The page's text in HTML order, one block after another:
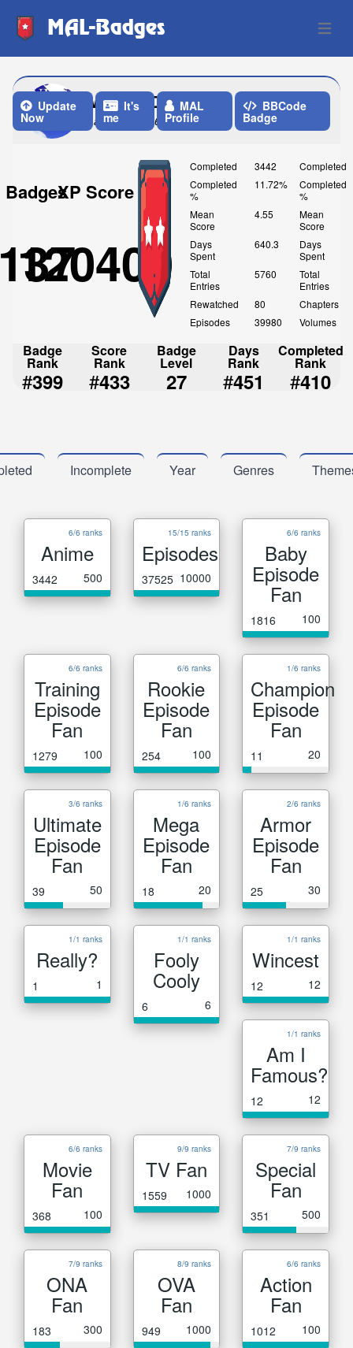
MAL-Badges Open
MaximalDisguised
Last Update: 6 Days ago
Update
Now
It's
me
MAL
Profile
BBCode
Badge
BadgesXP Score
120400
Completed
3442
Completed
%
11.72%
Mean
Score
4.55
Days
Spent
640.3
Total
Entries
5760
Rewatched
80
Episodes
39980
Completed
Completed
%
Mean
Score
Days
Spent
Total
Entries
Chapters
Volumes
Badge
Rank
#399
Score
Rank
#433
Badge
Level
27
Days
Rank
#451
Completed
Rank
#410
Incomplete Year Genres
6/6 ranks
Anime
3442 500
15/15 ranks
Episodes
37525 10000
6/6 ranks
Baby
Episode
Fan
1816 100
6/6 ranks
Training
Episode
Fan
1279 100
6/6 ranks
Rookie
Episode
Fan
254 100
1/6 ranks
Champion
Episode
Fan
11 20
3/6 ranks
Ultimate
Episode
Fan
39 50
1/6 ranks
Mega
Episode
Fan
18 20
2/6 ranks
Armor
Episode
Fan
25 30
1/1 ranks
Really?
1 1
1/1 ranks
Fooly
Cooly
6 6
1/1 ranks
Wincest
12 12
1/1 ranks
Am I
Famous?
12 12
6/6 ranks
Movie
Fan
368 100
9/9 ranks
TV Fan
1559 1000
7/9 ranks
Special
Fan
351 500
7/9 ranks
ONA
Fan
183 300
8/9 ranks
OVA
Fan
949 1000
6/6 ranks
Action
Fan
1012 100